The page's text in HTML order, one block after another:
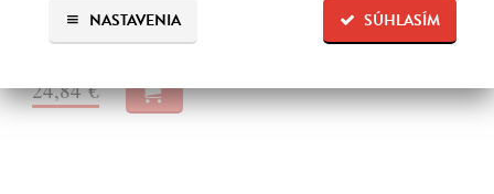
SÚHLASÍM
NASTAVENIA
boiled Wonderland.…
Na stiahnutie akoEPUB
24,84 €